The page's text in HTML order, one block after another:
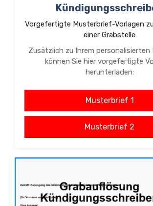
Vorgefertigte Musterbrief-Vorlagen
einer Grabstelle
Zusätzlich zu Ihrem personalisierten
können Sie hier vorgefertigte
herunterladen:
Musterbrief 1
Musterbrief 2